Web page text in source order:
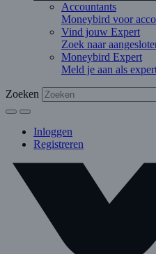
Accountants
Moneybird voor
Vind jouw Expert
Zoek naar
Moneybird Expert
Meld je aan als
Zoeken
Inloggen
Registreren